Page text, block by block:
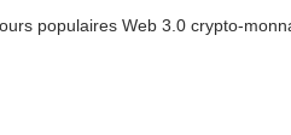
populaires Web 3.0 crypto-